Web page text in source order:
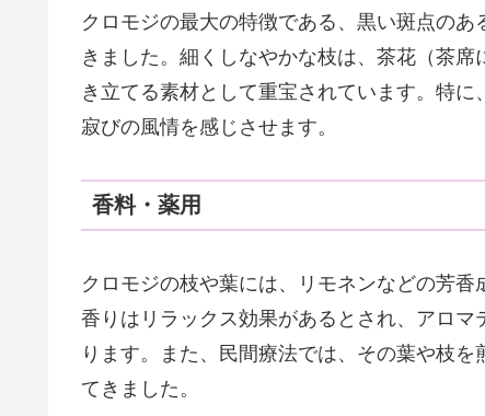
クロモジの最大の特徴である、黒い斑点の
きました。細くしなやかな枝は、茶花（茶
き立てる素材として重宝されています。特
寂びの風情を感じさせます。
香料・薬用
クロモジの枝や葉には、リモネンなどの芳
香りはリラックス効果があるとされ、アロ
ります。また、民間療法では、その葉や枝
てきました。